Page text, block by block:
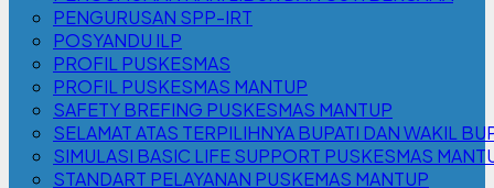
PENGURUSAN SPP-IRT
POSYANDU ILP
PROFIL PUSKESMAS
PROFIL PUSKESMAS MANTUP
SAFETY BREFING PUSKESMAS MANTUP
SELAMAT ATAS TERPILIHNYA BUPATI DAN WAKIL
SIMULASI BASIC LIFE SUPPORT PUSKESMAS
STANDART PELAYANAN PUSKEMAS MANTUP